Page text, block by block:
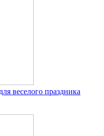
веселого праздника